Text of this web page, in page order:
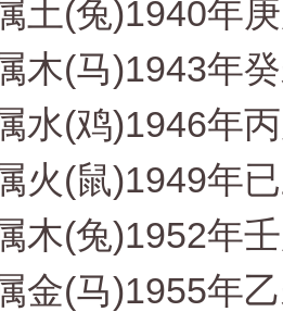
土(兔)1940年
木(马)1943年
水(鸡)1946年
火(鼠)1949年
木(兔)1952年
金(马)1955年